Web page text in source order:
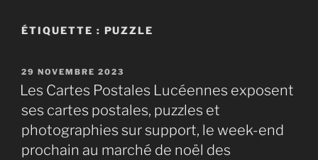
ÉTIQUETTE : PUZZLE
PUBLIÉ
LE
29 NOVEMBRE 2023
Les Cartes Postales Lucéennes exposent
ses cartes postales, puzzles et
photographies sur support, le week-end
prochain au marché de noël des